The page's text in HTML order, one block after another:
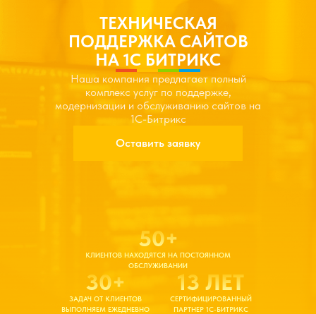
ТЕХНИЧЕСКАЯ
ПОДДЕРЖКА САЙТОВ
НА 1C БИТРИКС
Наша компания предлагает полный
комплекс услуг по поддержке,
модернизации и обслуживанию сайтов на
1С-Битрикс
Оставить заявку
50+
КЛИЕНТОВ НАХОДЯТСЯ НА ПОСТОЯННОМ
ОБСЛУЖИВАНИИ
30+
ЗАДАЧ ОТ КЛИЕНТОВ
ВЫПОЛНЯЕМ ЕЖЕДНЕВНО
13 ЛЕТ
СЕРТИФИЦИРОВАННЫЙ
ПАРТНЕР 1С-БИТРИКС